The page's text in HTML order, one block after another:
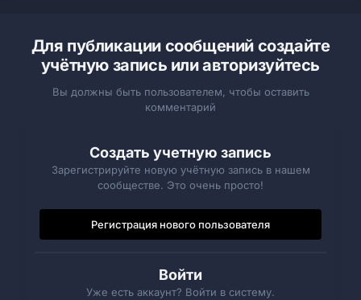
Для публикации сообщений создайте
учётную запись или авторизуйтесь
Вы должны быть пользователем, чтобы оставить
комментарий
Создать учетную запись
Зарегистрируйте новую учётную запись в нашем
сообществе. Это очень просто!
Регистрация нового пользователя
Войти
Уже есть аккаунт? Войти в систему.